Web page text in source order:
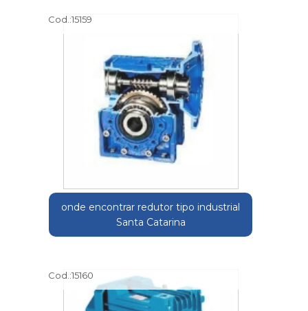
Cod.:15159
onde encontrar redutor tipo industrial
Santa Catarina
Cod.:15160